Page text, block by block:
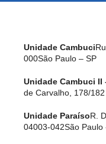
Unidade Cambuci
000São Paulo – SP
Unidade Cambuci II
de Carvalho, 178/
Unidade ParaísoR.
04003-042São Paulo